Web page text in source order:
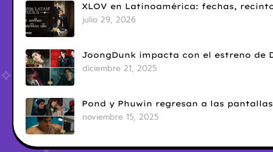
XLOV en Latinoamérica: fechas,
julio 29, 2026
JoongDunk impacta con el estreno de
diciembre 21, 2025
Pond y Phuwin regresan a las
noviembre 15, 2025